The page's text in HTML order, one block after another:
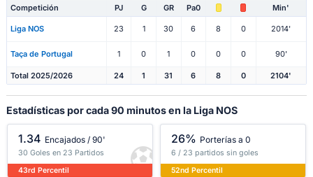
Competición PJ G GR Pa0 Min'
Liga NOS 23 1 30 6 8 0 2014'
Taça de Portugal 1 0 1 0 0 0 90'
Total 2025/2026 24 1 31 6 8 0 2104'
Estadísticas por cada 90 minutos en la Liga NOS
1.34 Encajados / 90'
30 Goles en 23 Partidos
43rd Percentil
26% Porterías a 0
6 / 23 partidos sin goles
52nd Percentil